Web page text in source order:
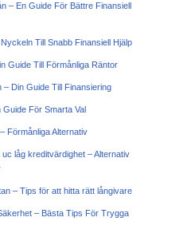
– En Guide För Bättre Finansiell
Till Snabb Finansiell Hjälp
Guide Till Förmånliga Räntor
– Din Guide Till Finansiering
För Smarta Val
Förmånliga Alternativ
uc låg kreditvärdighet – Alternativ
– Tips för att hitta rätt långivare
– Bästa Tips För Trygga